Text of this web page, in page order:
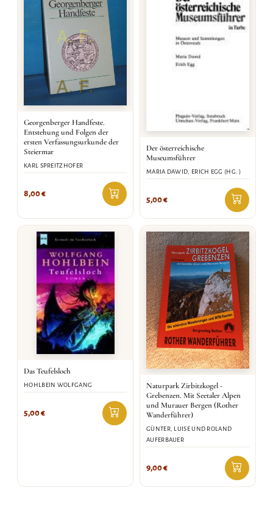
Georgenberger Handfeste.
Entstehung und Folgen der
ersten Verfassungsurkunde der
Steiermar
KARL SPREITZHOFER
8,00€
Der österreichische
Museumsführer
MARIA DAWID, ERICH EGG (HG. )
5,00€
Das Teufelsloch
HOHLBEIN WOLFGANG
5,00€
Naturpark Zirbitzkogel -
Grebenzen. Mit Seetaler Alpen
und Murauer Bergen (Rother
Wanderführer)
GÜNTER, LUISE UND ROLAND
AUFERBAUER
9,00€